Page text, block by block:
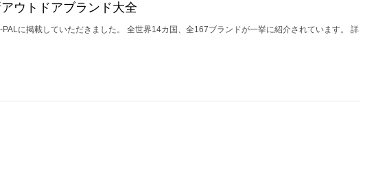
ウトドアブランド大全
に掲載していただきました。 全世界14カ国、全167ブランドが一挙に紹介されています。 詳